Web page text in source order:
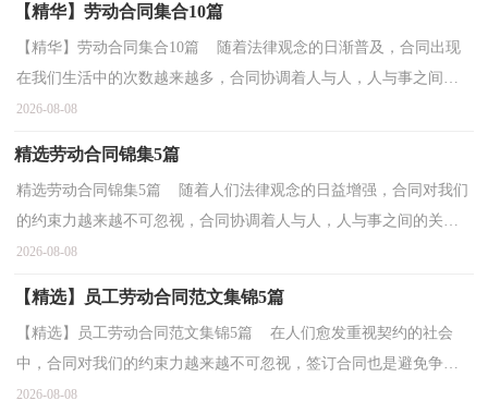
【精华】劳动合同集合10篇
【精华】劳动合同集合10篇 随着法律观念的日渐普及，合同出现
在我们生活中的次数越来越多，合同协调着人与人，人与事之间的
关系。那么合同书的格式，你掌握了吗？下面是小编整理的...
2026-08-08
精选劳动合同锦集5篇
精选劳动合同锦集5篇 随着人们法律观念的日益增强，合同对我们
的约束力越来越不可忽视，合同协调着人与人，人与事之间的关
系。那么相关的合同到底怎么写呢？以下是小编为大家整...
2026-08-08
【精选】员工劳动合同范文集锦5篇
【精选】员工劳动合同范文集锦5篇 在人们愈发重视契约的社会
中，合同对我们的约束力越来越不可忽视，签订合同也是避免争端
的最好方式之一。那么合同书的格式，你掌握了吗？以下...
2026-08-08